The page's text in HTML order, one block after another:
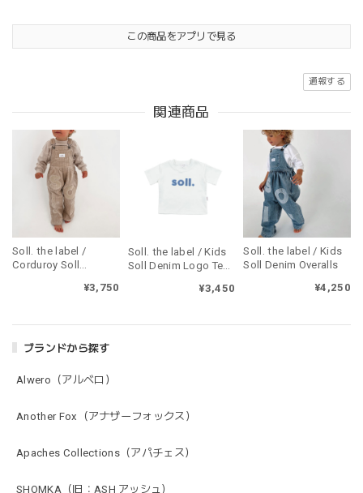
ブランドから探す
Alwero（アルベロ）
Another Fox（アナザーフォックス）
Apaches Collections（アパチェス）
SHOMKA（旧：ASH アッシュ）
この商品をアプリで見る
通報する
関連商品
Soll. the label /
Corduroy Soll
¥3,750
Soll. the label / Kids
Soll Denim Logo Tee
¥3,450
Soll. the label / Kids
Soll Denim Overalls
¥4,250